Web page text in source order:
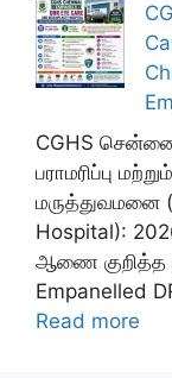
CGHS
பராமரிப்பு
மருத்துவமனை
Hospital):
ஆணை குறித்த
Empanelled
Read more